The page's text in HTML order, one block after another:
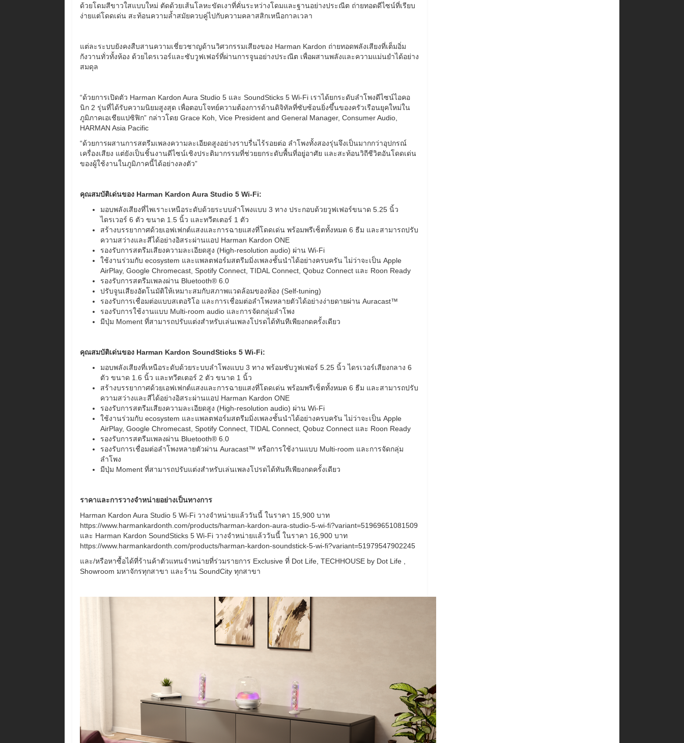
ด้วยโดมสีขาวใสแบบใหม่ ตัดด้วยเส้นโลหะขัดเงาที่คั่นระหว่างโดมและฐานอย่างประณีต ถ่ายทอดดีไซน์ที่เรียบ
ง่ายแต่โดดเด่น สะท้อนความล้ำสมัยควบคู่ไปกับความคลาสสิกเหนือกาลเวลา
แต่ละระบบยังคงสืบสานความเชี่ยวชาญด้านวิศวกรรมเสียงของ Harman Kardon ถ่ายทอดพลังเสียงที่เต็มอิ่ม
กังวานทั่วทั้งห้อง ด้วยไดรเวอร์และซับวูฟเฟอร์ที่ผ่านการจูนอย่างประณีต เพื่อผสานพลังและความแม่นยำได้อย่าง
สมดุล
“ด้วยการเปิดตัว Harman Kardon Aura Studio 5 และ SoundSticks 5 Wi-Fi เราได้ยกระดับลำโพงดีไซน์ไอคอ
นิก 2 รุ่นที่ได้รับความนิยมสูงสุด เพื่อตอบโจทย์ความต้องการด้านดิจิทัลที่ซับซ้อนยิ่งขึ้นของครัวเรือนยุคใหม่ใน
ภูมิภาคเอเชียแปซิฟิก” กล่าวโดย Grace Koh, Vice President and General Manager, Consumer Audio,
HARMAN Asia Pacific
“ด้วยการผสานการสตรีมเพลงความละเอียดสูงอย่างราบรื่นไร้รอยต่อ ลำโพงทั้งสองรุ่นจึงเป็นมากกว่าอุปกรณ์
เครื่องเสียง แต่ยังเป็นชิ้นงานดีไซน์เชิงประติมากรรมที่ช่วยยกระดับพื้นที่อยู่อาศัย และสะท้อนวิถีชีวิตอันโดดเด่น
ของผู้ใช้งานในภูมิภาคนี้ได้อย่างลงตัว”
คุณสมบัติเด่นของ Harman Kardon Aura Studio 5 Wi-Fi:
มอบพลังเสียงที่ไพเราะเหนือระดับด้วยระบบลำโพงแบบ 3 ทาง ประกอบด้วยวูฟเฟอร์ขนาด 5.25 นิ้ว
ไดรเวอร์ 6 ตัว ขนาด 1.5 นิ้ว และทวีตเตอร์ 1 ตัว
สร้างบรรยากาศด้วยเอฟเฟกต์แสงและการฉายแสงที่โดดเด่น พร้อมพรีเซ็ตทั้งหมด 6 ธีม และสามารถปรับ
ความสว่างและสีได้อย่างอิสระผ่านแอป Harman Kardon ONE
รองรับการสตรีมเสียงความละเอียดสูง (High-resolution audio) ผ่าน Wi-Fi
ใช้งานร่วมกับ ecosystem และแพลตฟอร์มสตรีมมิ่งเพลงชั้นนำได้อย่างครบครัน ไม่ว่าจะเป็น Apple
AirPlay, Google Chromecast, Spotify Connect, TIDAL Connect, Qobuz Connect และ Roon Ready
รองรับการสตรีมเพลงผ่าน Bluetooth® 6.0
ปรับจูนเสียงอัตโนมัติให้เหมาะสมกับสภาพแวดล้อมของห้อง (Self-tuning)
รองรับการเชื่อมต่อแบบสเตอริโอ และการเชื่อมต่อลำโพงหลายตัวได้อย่างง่ายดายผ่าน Auracast™
รองรับการใช้งานแบบ Multi-room audio และการจัดกลุ่มลำโพง
มีปุ่ม Moment ที่สามารถปรับแต่งสำหรับเล่นเพลงโปรดได้ทันทีเพียงกดครั้งเดียว
คุณสมบัติเด่นของ Harman Kardon SoundSticks 5 Wi-Fi:
มอบพลังเสียงที่เหนือระดับด้วยระบบลำโพงแบบ 3 ทาง พร้อมซับวูฟเฟอร์ 5.25 นิ้ว ไดรเวอร์เสียงกลาง 6
ตัว ขนาด 1.6 นิ้ว และทวีตเตอร์ 2 ตัว ขนาด 1 นิ้ว
สร้างบรรยากาศด้วยเอฟเฟกต์แสงและการฉายแสงที่โดดเด่น พร้อมพรีเซ็ตทั้งหมด 6 ธีม และสามารถปรับ
ความสว่างและสีได้อย่างอิสระผ่านแอป Harman Kardon ONE
รองรับการสตรีมเสียงความละเอียดสูง (High-resolution audio) ผ่าน Wi-Fi
ใช้งานร่วมกับ ecosystem และแพลตฟอร์มสตรีมมิ่งเพลงชั้นนำได้อย่างครบครัน ไม่ว่าจะเป็น Apple
AirPlay, Google Chromecast, Spotify Connect, TIDAL Connect, Qobuz Connect และ Roon Ready
รองรับการสตรีมเพลงผ่าน Bluetooth® 6.0
รองรับการเชื่อมต่อลำโพงหลายตัวผ่าน Auracast™ หรือการใช้งานแบบ Multi-room และการจัดกลุ่ม
ลำโพง
มีปุ่ม Moment ที่สามารถปรับแต่งสำหรับเล่นเพลงโปรดได้ทันทีเพียงกดครั้งเดียว
ราคาและการวางจำหน่ายอย่างเป็นทางการ
Harman Kardon Aura Studio 5 Wi-Fi วางจำหน่ายแล้ววันนี้ ในราคา 15,900 บาท
https://www.harmankardonth.com/products/harman-kardon-aura-studio-5-wi-fi?variant=51969651081509
และ Harman Kardon SoundSticks 5 Wi-Fi วางจำหน่ายแล้ววันนี้ ในราคา 16,900 บาท
https://www.harmankardonth.com/products/harman-kardon-soundstick-5-wi-fi?variant=51979547902245
และ/หรือหาซื้อได้ที่ร้านค้าตัวแทนจำหน่ายที่ร่วมรายการ Exclusive ที่ Dot Life, TECHHOUSE by Dot Life ,
Showroom มหาจักรทุกสาขา และร้าน SoundCity ทุกสาขา